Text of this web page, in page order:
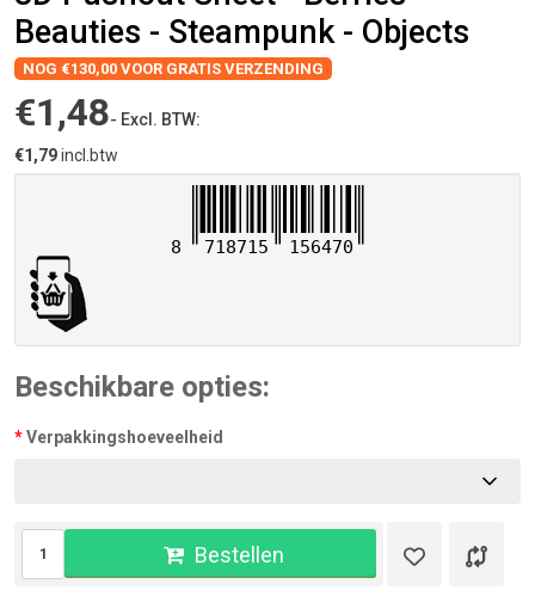
Beauties - Steampunk - Objects
NOG €130,00 VOOR GRATIS VERZENDING
€1,48- Excl. BTW:
€1,79incl.btw
8 718715 156470
Beschikbare opties:
Verpakkingshoeveelheid
Bestellen